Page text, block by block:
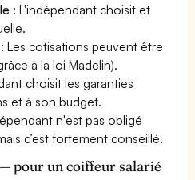
: L'indépendant choisit et
: Les cotisations peuvent être
à la loi Madelin).
choisit les garanties
et à son budget.
n'est pas obligé
c’est fortement conseillé.
pour un coiffeur salarié